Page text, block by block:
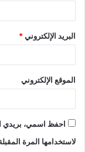
البريد الإلكتروني*
الموقع الإلكتروني
احفظ اسمي، بريدي
لاستخدامها المرة